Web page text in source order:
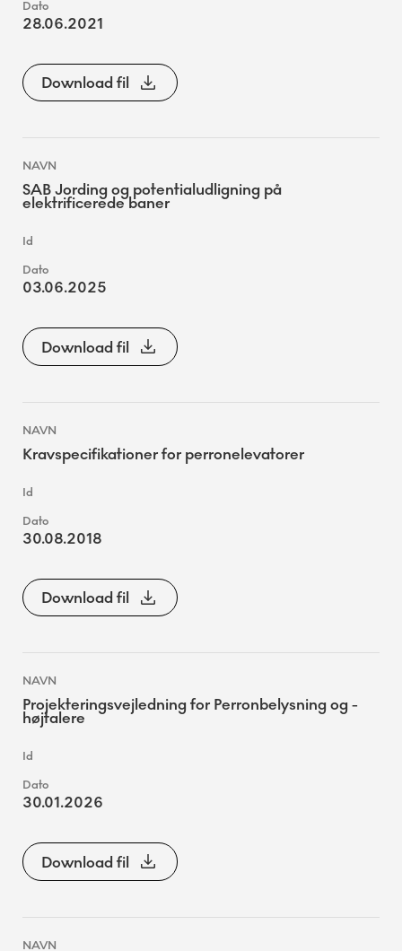
28.06.2021
Download fil
SAB Jording og potentialudligning på
elektrificerede baner
03.06.2025
Download fil
Kravspecifikationer for perronelevatorer
30.08.2018
Download fil
Projekteringsvejledning for Perronbelysning og -
højtalere
30.01.2026
Download fil